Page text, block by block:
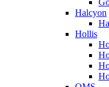
Halcyon
Hollis